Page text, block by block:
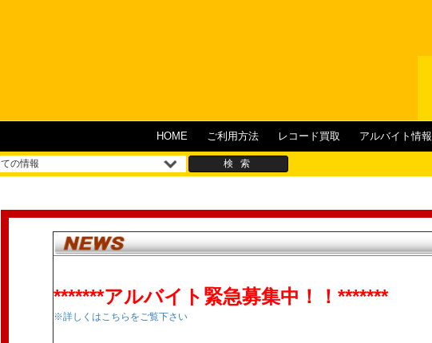
HOME ご利用方法 レコード買取 アルバイト情報
*******アルバイト緊急募集中！！*******
※詳しくはこちらをご覧下さい